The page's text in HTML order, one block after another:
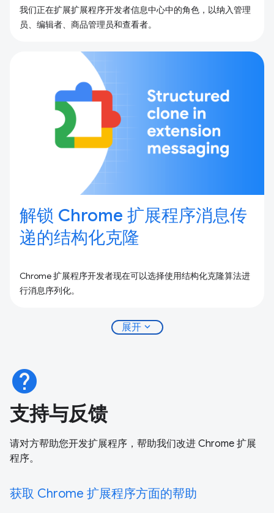
我们正在扩展扩展程序开发者信息中心中的角色，以纳入管理
员、编辑者、商品管理员和查看者。
解锁 Chrome 扩展程序消息传
递的结构化克隆
Chrome 扩展程序开发者现在可以选择使用结构化克隆算法进
行消息序列化。
展开 expand_more
help
支持与反馈
请对方帮助您开发扩展程序，帮助我们改进 Chrome 扩展
程序。
获取 Chrome 扩展程序方面的帮助